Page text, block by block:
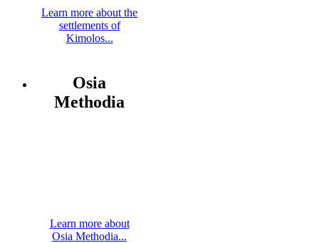
Learn more about the
settlements of
Kimolos...
Osia
Methodia
Learn more about
Osia Methodia...